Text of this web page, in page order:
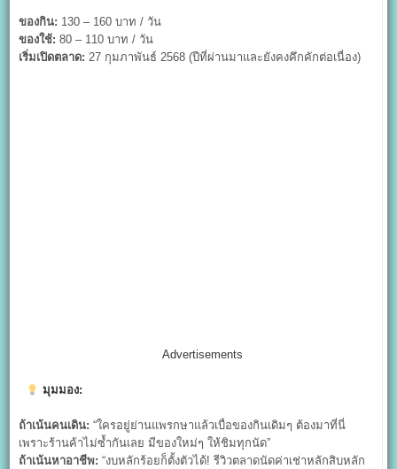
ของกิน: 130 – 160 บาท / วัน
ของใช้: 80 – 110 บาท / วัน
เริ่มเปิดตลาด: 27 กุมภาพันธ์ 2568 (ปีที่ผ่านมาและยังคงคึกคักต่อเนื่อง)
Advertisements
มุมมอง:
ถ้าเน้นคนเดิน: “ใครอยู่ย่านแพรกษาแล้วเบื่อของกินเดิมๆ ต้องมาที่นี่
เพราะร้านค้าไม่ซ้ำกันเลย มีของใหม่ๆ ให้ชิมทุกนัด”
ถ้าเน้นหาอาชีพ: “งบหลักร้อยก็ตั้งตัวได้! รีวิวตลาดนัดค่าเช่าหลักสิบหลัก